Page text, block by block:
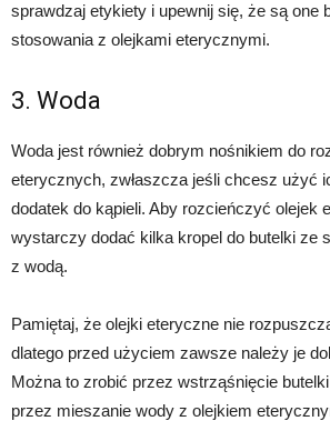
sprawdzaj etykiety i upewnij się, że są one
stosowania z olejkami eterycznymi.
3. Woda
Woda jest również dobrym nośnikiem do
eterycznych, zwłaszcza jeśli chcesz użyć
dodatek do kąpieli. Aby rozcieńczyć olejek
wystarczy dodać kilka kropel do butelki ze
z wodą.
Pamiętaj, że olejki eteryczne nie
dlatego przed użyciem zawsze należy je
Można to zrobić przez wstrząśnięcie
przez mieszanie wody z olejkiem